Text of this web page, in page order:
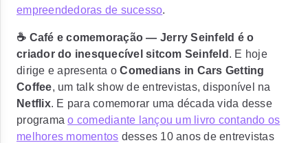
empreendedoras de sucesso.
☕ Café e comemoração — Jerry Seinfeld é o
criador do inesquecível sitcom Seinfeld . E hoje
dirige e apresenta o Comedians in Cars Getting
Coffee, um talk show de entrevistas, disponível na
Netflix. E para comemorar uma década vida desse
programao comediante lançou um livro contando os
melhores momentos desses 10 anos de entrevistas